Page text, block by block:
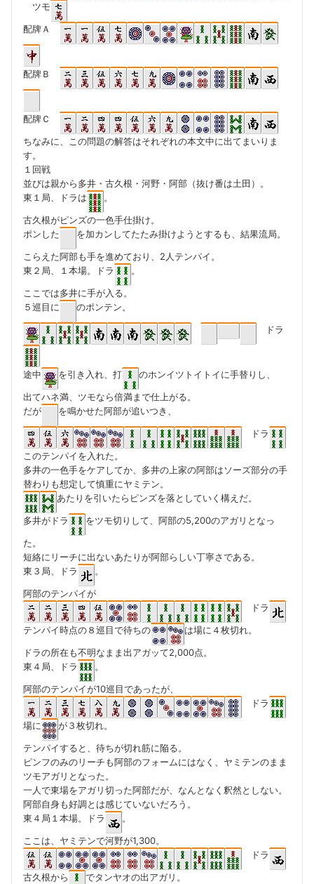
ツモ
配牌Ａ
配牌Ｂ
配牌Ｃ
ちなみに、この問題の解答はそれぞれの本文中に出てまいりま
す。
１回戦
並びは親から多井・古久根・河野・阿部（抜け番は土田）。
東１局、ドラは
。
古久根がピンズの一色手仕掛け。
ポンした
を加カンしてたたみ掛けようとするも、結果流局。
こらえた阿部も手を進めており、2人テンパイ。
東２局、１本場。ドラ
。
ここでは多井に手が入る。
５巡目に
のポンテン。
ドラ
途中 を引き入れ、打
のホンイツトイトイに手替りし、
出てハネ満、ツモなら倍満まで仕上がる。
だが
を鳴かせた阿部が追いつき、
ドラ
このテンパイを入れた。
多井の一色手をケアしてか、多井の上家の阿部はソーズ部分の手
替わりも想定して慎重にヤミテン。
あたりを引いたらピンズを落としていく構えだ。
多井がドラ
をツモ切りして、阿部の5,200のアガリとなっ
た。
短絡にリーチに出ないあたりが阿部らしい丁寧さである。
東３局、ドラ
。
阿部のテンパイが
ドラ
テンパイ時点の８巡目で待ちの
は場に４枚切れ。
ドラの所在も不明なまま出アガッて2,000点。
東４局、ドラ
。
阿部のテンパイが10巡目であったが、
ドラ
場に
が３枚切れ。
テンパイすると、待ちが切れ筋に陥る。
ピンフのみのリーチも阿部のフォームにはなく、ヤミテンのまま
ツモアガリとなった。
一人で東場をアガリ切った阿部だが、なんとなく釈然としない。
阿部自身も好調とは感じていないだろう。
東４局１本場。ドラ
。
ここは、ヤミテンで河野が1,300。
ドラ
古久根から
でタンヤオの出アガリ。